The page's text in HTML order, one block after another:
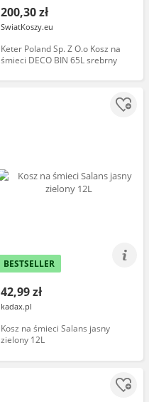
200,30 zł
SwiatKoszy.eu
Keter Poland Sp. Z O.o Kosz na
śmieci DECO BIN 65L srebrny
BESTSELLER
42,99 zł
kadax.pl
Kosz na śmieci Salans jasny
zielony 12L